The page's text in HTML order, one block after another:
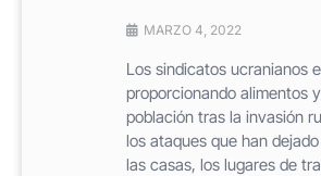
MARZO 4, 2022
Los sindicatos ucranianos
proporcionando alimentos
población tras la invasión
los ataques que han
las casas, los lugares de